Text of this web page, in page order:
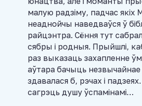
малую радзіму, падчас якіх
неаднойчы наведваўся ў
райцэнтра. Сёння тут
сябры і родныя. Прыйшлі,
раз выказаць захапленне
аўтара бачыць
здавалася б, рэчах і
сагрэць душу ўспамінамі…